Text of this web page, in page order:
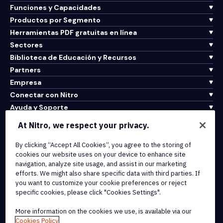
Funciones y Capacidades
Productos por Segmento
Herramientas PDF gratuitas en línea
Sectores
Biblioteca de Educación y Recursos
Partners
Empresa
Conectar con Nitro
Ayuda y Soporte
Terms of Service
Cookie Policy
Copyright Policy
All Terms & Policies
At Nitro, we respect your privacy.
By clicking “Accept All Cookies”, you agree to the storing of
cookies our website uses on your device to enhance site
navigation, analyze site usage, and assist in our marketing
efforts. We might also share specific data with third parties. If
you want to customize your cookie preferences or reject
specific cookies, please click "Cookies Settings".
More information on the cookies we use, is available via our
Cookies Policy